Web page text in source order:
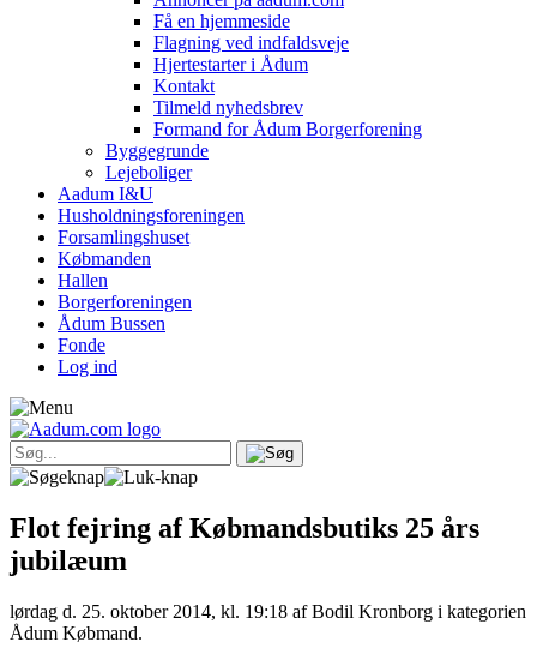
Få en hjemmeside
Flagning ved indfaldsveje
Hjertestarter i Ådum
Kontakt
Tilmeld nyhedsbrev
Formand for Ådum Borgerforening
Byggegrunde
Lejeboliger
Aadum I&U
Husholdningsforeningen
Forsamlingshuset
Købmanden
Hallen
Borgerforeningen
Ådum Bussen
Fonde
Log ind
Flot fejring af Købmandsbutiks 25 års
jubilæum
lørdag d. 25. oktober 2014, kl. 19:18 af Bodil Kronborg i kategorien
Ådum Købmand.